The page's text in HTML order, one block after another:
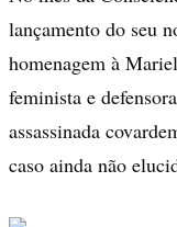
lançamento do seu
homenagem à
feminista e
assassinada
caso ainda não